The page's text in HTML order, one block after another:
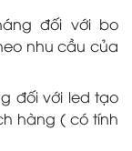
đối với bo
nhu cầu của
đối với led tạo
hàng ( có tính